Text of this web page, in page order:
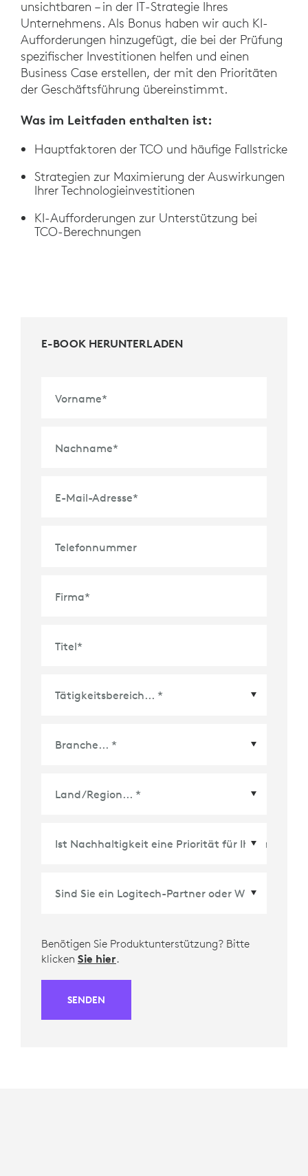
unsichtbaren – in der IT-Strategie Ihres
Unternehmens. Als Bonus haben wir auch KI-
Aufforderungen hinzugefügt, die bei der Prüfung
spezifischer Investitionen helfen und einen
Business Case erstellen, der mit den Prioritäten
der Geschäftsführung übereinstimmt.
Was im Leitfaden enthalten ist:
Hauptfaktoren der TCO und häufige Fallstricke
Strategien zur Maximierung der Auswirkungen
Ihrer Technologieinvestitionen
KI-Aufforderungen zur Unterstützung bei
TCO-Berechnungen
E-BOOK HERUNTERLADEN
Vorname*
Nachname*
E-Mail-Adresse*
Telefonnummer
Firma*
Titel*
Benötigen Sie Produktunterstützung? Bitte
klicken Sie hier.
SENDEN